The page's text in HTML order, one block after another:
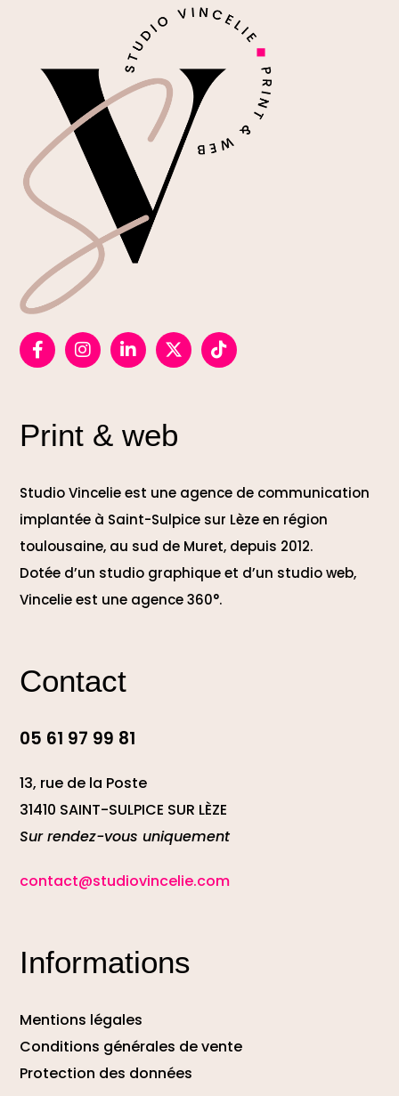
Print & web
Studio Vincelie est une agence de communication
implantée à Saint-Sulpice sur Lèze en région
toulousaine, au sud de Muret, depuis 2012.
Dotée d’un studio graphique et d’un studio web,
Vincelie est une agence 360°.
Contact
05 61 97 99 81
13, rue de la Poste
31410 SAINT-SULPICE SUR LÈZE
Sur rendez-vous uniquement
contact@studiovincelie.com
Informations
Mentions légales
Conditions générales de vente
Protection des données